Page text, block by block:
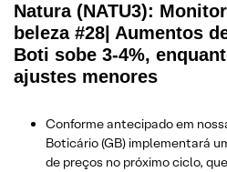
Natura (NATU3):
beleza #28| Aumentos
Boti sobe 3-4%,
ajustes menores
Conforme antecipado em
Boticário (GB) implementará
de preços no próximo ciclo,